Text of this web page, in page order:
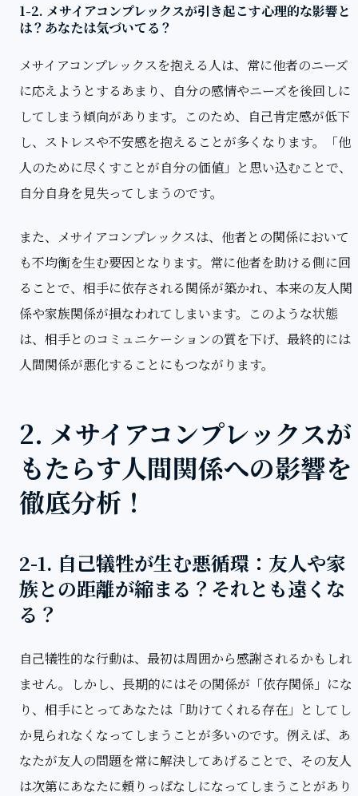
1-2. メサイアコンプレックスが引き起こす心理的な影響と
は？あなたは気づいてる？
メサイアコンプレックスを抱える人は、常に他者のニーズ
に応えようとするあまり、自分の感情やニーズを後回しに
してしまう傾向があります。このため、自己肯定感が低下
し、ストレスや不安感を抱えることが多くなります。「他
人のために尽くすことが自分の価値」と思い込むことで、
自分自身を見失ってしまうのです。
また、メサイアコンプレックスは、他者との関係において
も不均衡を生む要因となります。常に他者を助ける側に回
ることで、相手に依存される関係が築かれ、本来の友人関
係や家族関係が損なわれてしまいます。このような状態
は、相手とのコミュニケーションの質を下げ、最終的には
人間関係が悪化することにもつながります。
2. メサイアコンプレックスが
もたらす人間関係への影響を
徹底分析！
2-1. 自己犠牲が生む悪循環：友人や家
族との距離が縮まる？それとも遠くな
る？
自己犠牲的な行動は、最初は周囲から感謝されるかもしれ
ません。しかし、長期的にはその関係が「依存関係」にな
り、相手にとってあなたは「助けてくれる存在」としてし
か見られなくなってしまうことが多いのです。例えば、あ
なたが友人の問題を常に解決してあげることで、その友人
は次第にあなたに頼りっぱなしになってしまうことがあり